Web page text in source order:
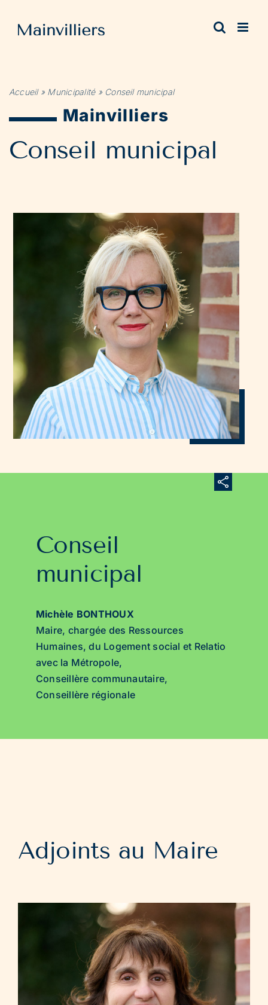
contenu
Accueil» Municipalité» Conseil municipal
Mainvilliers
Conseil municipal
Conseil
municipal
Michèle BONTHOUX
Maire, chargée des Ressources
Humaines, du Logement social et Relation
avec la Métropole,
Conseillère communautaire,
Conseillère régionale
Adjoints au Maire